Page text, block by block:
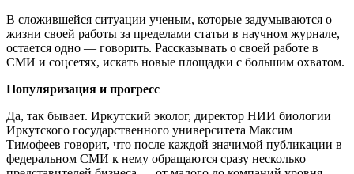
В сложившейся ситуации ученым, которые задумываются о
жизни своей работы за пределами статьи в научном журнале,
остается одно — говорить. Рассказывать о своей работе в
СМИ и соцсетях, искать новые площадки с большим охватом.
Популяризация и прогресс
Да, так бывает. Иркутский эколог, директор НИИ биологии
Иркутского государственного университета Максим
Тимофеев говорит, что после каждой значимой публикации в
федеральном СМИ к нему обращаются сразу несколько